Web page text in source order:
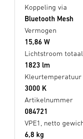
Koppeling via
Bluetooth Mesh
Vermogen
15,86 W
Lichtstroom
1823 lm
Kleurtemperatuur
3000 K
Artikelnummer
084721
VPE1, netto
6,8 kg